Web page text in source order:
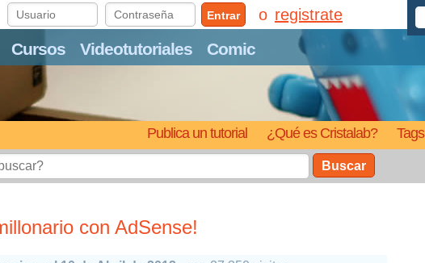
Cursos Videotutoriales Comic
Publica un tutorial ¿Qué es Cristalab? Tags
Entrar registrate
Buscar
con AdSense!